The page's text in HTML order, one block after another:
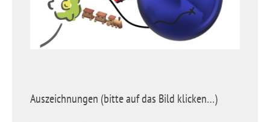
Auszeichnungen (bitte auf das Bild klicken…)